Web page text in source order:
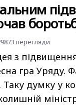
перегляди
з
гра Уряду.
думку у